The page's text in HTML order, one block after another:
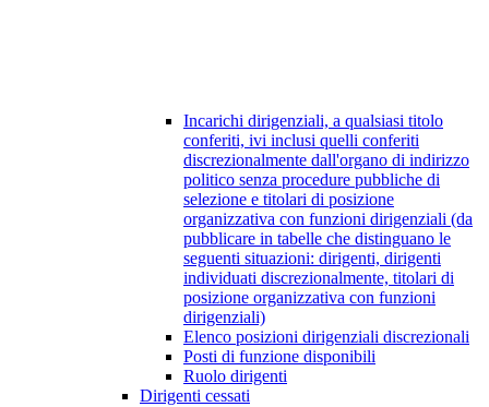
Incarichi dirigenziali, a qualsiasi titolo
conferiti, ivi inclusi quelli conferiti
discrezionalmente dall'organo di indirizzo
politico senza procedure pubbliche di
selezione e titolari di posizione
organizzativa con funzioni dirigenziali (da
pubblicare in tabelle che distinguano le
seguenti situazioni: dirigenti, dirigenti
individuati discrezionalmente, titolari di
posizione organizzativa con funzioni
dirigenziali)
Elenco posizioni dirigenziali discrezionali
Posti di funzione disponibili
Ruolo dirigenti
Dirigenti cessati